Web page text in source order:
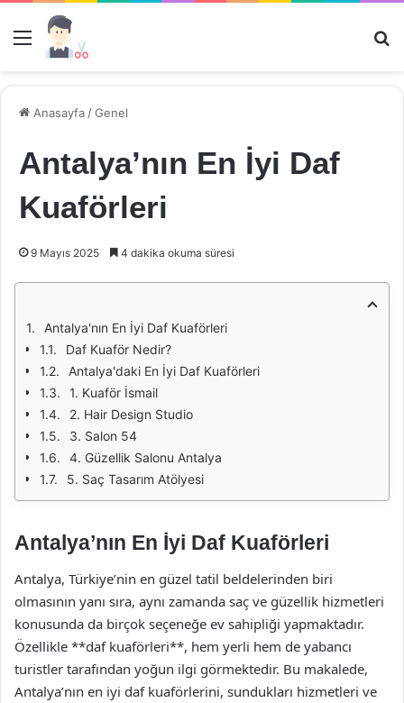
Menü
Anasayfa /Genel
Antalya’nın En İyi Daf
Kuaförleri
9 Mayıs 2025 4 dakika okuma süresi
Antalya'nın En İyi Daf Kuaförleri
Daf Kuaför Nedir?
Antalya'daki En İyi Daf Kuaförleri
1. Kuaför İsmail
2. Hair Design Studio
3. Salon 54
4. Güzellik Salonu Antalya
5. Saç Tasarım Atölyesi
Antalya’nın En İyi Daf Kuaförleri
Antalya, Türkiye’nin en güzel tatil beldelerinden biri
olmasının yanı sıra, aynı zamanda saç ve güzellik hizmetleri
konusunda da birçok seçeneğe ev sahipliği yapmaktadır.
Özellikle **daf kuaförleri**, hem yerli hem de yabancı
turistler tarafından yoğun ilgi görmektedir. Bu makalede,
Antalya’nın en iyi daf kuaförlerini, sundukları hizmetleri ve